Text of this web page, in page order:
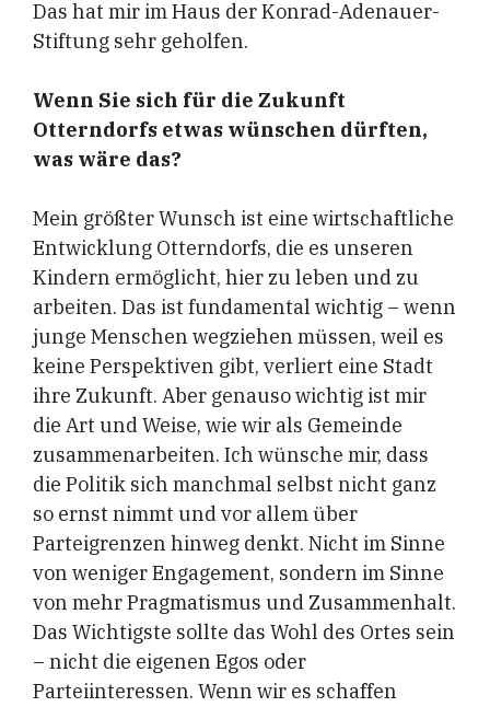
Das hat mir im Haus der Konrad-Adenauer-
Stiftung sehr geholfen.
Wenn Sie sich für die Zukunft
Otterndorfs etwas wünschen dürften,
was wäre das?
Mein größter Wunsch ist eine wirtschaftliche
Entwicklung Otterndorfs, die es unseren
Kindern ermöglicht, hier zu leben und zu
arbeiten. Das ist fundamental wichtig – wenn
junge Menschen wegziehen müssen, weil es
keine Perspektiven gibt, verliert eine Stadt
ihre Zukunft. Aber genauso wichtig ist mir
die Art und Weise, wie wir als Gemeinde
zusammenarbeiten. Ich wünsche mir, dass
die Politik sich manchmal selbst nicht ganz
so ernst nimmt und vor allem über
Parteigrenzen hinweg denkt. Nicht im Sinne
von weniger Engagement, sondern im Sinne
von mehr Pragmatismus und Zusammenhalt.
Das Wichtigste sollte das Wohl des Ortes sein
– nicht die eigenen Egos oder
Parteiinteressen. Wenn wir es schaffen